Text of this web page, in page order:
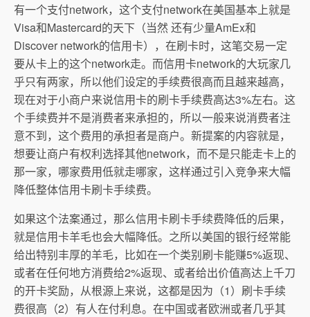
有一个支付network，这个支付network在美国基本上就是
Visa和Mastercard的天下（当然 还有少量AmEx和
Discover network的信用卡），在刷卡时，这笔交易一定
要从卡上的这个network走。而信用卡network的大玩家几
乎只有两家，所以他们设定的手续费很高而且越来越高，
现在对于小商户来说信用卡的刷卡手续费高达3%左右。这
个手续费并不是消费者来承担的，所以一般来说消费者注
意不到，这个费用的承担者是商户。新提案的内容就是，
想要让商户有权利选择其他network，而不是只能走卡上的
那一家，哪家费用低就走哪家，这样通过引入竞争来大幅
降低整体信用卡刷卡手续费。
如果这个法案通过，那么信用卡刷卡手续费降低的后果，
就是信用卡羊毛也会大幅降低。之所以美国的银行经常能
给出特别丰厚的羊毛，比如在一个类别刷卡能赚5%返现、
或者在任何地方消费给2%返现、或者给出价值高达上千刀
的开卡奖励，从根源上来说，这都是因为（1）刷卡手续
费很高（2）有人在付利息。在中国或者欧洲或者几乎其